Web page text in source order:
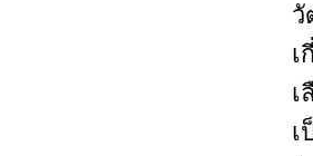
วั
เ
เ
เ